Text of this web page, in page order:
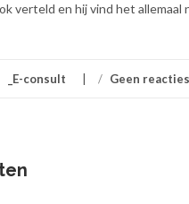
verteld en hij vind het allemaal
_E-consult / Geen reacties